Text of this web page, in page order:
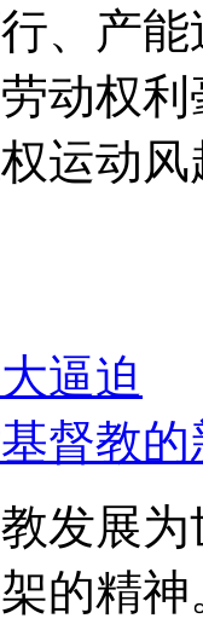
、产
动权
运动
逼迫
督教的
发展
的精